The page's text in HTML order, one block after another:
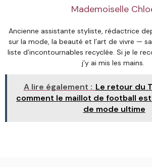
Mademoiselle
Ancienne assistante styliste, rédactrice
sur la mode, la beauté et l’art de vivre —
liste d’incontournables recyclée. Si je le
j’y ai mis les mains.
A lire également : Le retour du
comment le maillot de football
de mode ultime